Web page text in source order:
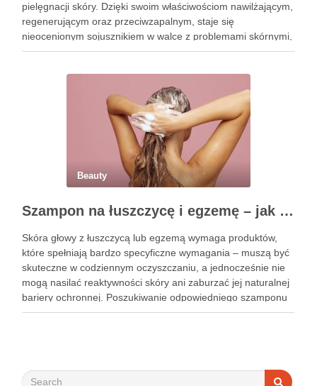
pielęgnacji skóry. Dzięki swoim właściwościom nawilżającym,
regenerującym oraz przeciwzapalnym, staje się
nieocenionym sojusznikiem w walce z problemami skórnymi,
takimi jak zmarszczki, trądzik czy podrażnienia. Jej działanie
Beauty
Szampon na łuszczycę i egzemę – jak świadomie dobierać produkty przy wrażliwej skórze głowy?
Skóra głowy z łuszczycą lub egzemą wymaga produktów,
które spełniają bardzo specyficzne wymagania – muszą być
skuteczne w codziennym oczyszczaniu, a jednocześnie nie
mogą nasilać reaktywności skóry ani zaburzać jej naturalnej
bariery ochronnej. Poszukiwanie odpowiedniego szamponu
bywa dla wielu pacjentów procesem długim i frustrującym, bo